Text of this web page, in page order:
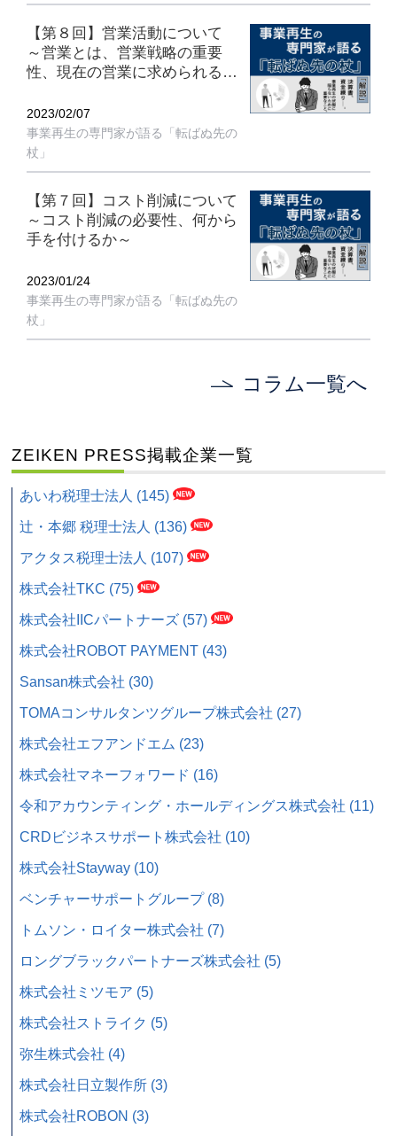
【第８回】営業活動について
～営業とは、営業戦略の重要
性、現在の営業に求められるこ
生の局面で営業に必要なこと～
2023/02/07
事業再生の専門家が語る「転ばぬ先の
杖」
【第７回】コスト削減について
～コスト削減の必要性、何から
手を付けるか～
2023/01/24
事業再生の専門家が語る「転ばぬ先の
杖」
コラム一覧へ
ZEIKEN PRESS掲載企業一覧
あいわ税理士法人 (145)
辻・本郷 税理士法人 (136)
アクタス税理士法人 (107)
株式会社TKC (75)
株式会社IICパートナーズ (57)
株式会社ROBOT PAYMENT (43)
Sansan株式会社 (30)
TOMAコンサルタンツグループ株式会社 (27)
株式会社エフアンドエム (23)
株式会社マネーフォワード (16)
令和アカウンティング・ホールディングス株式会社 (11)
CRDビジネスサポート株式会社 (10)
株式会社Stayway (10)
ベンチャーサポートグループ (8)
トムソン・ロイター株式会社 (7)
ロングブラックパートナーズ株式会社 (5)
株式会社ミツモア (5)
株式会社ストライク (5)
弥生株式会社 (4)
株式会社日立製作所 (3)
株式会社ROBON (3)